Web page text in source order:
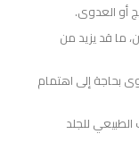
أو العدوى.
ما قد يزيد من
بحاجة إلى اهتمام
للجلد